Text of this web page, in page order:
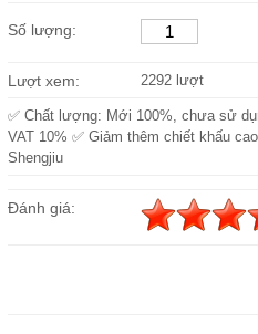
Số lượng:
Lượt xem: 2292 lượt
✅ Chất lượng: Mới 100%, chưa sử
VAT 10% ✅ Giảm thêm chiết khấu
Shengjiu
Đánh giá: